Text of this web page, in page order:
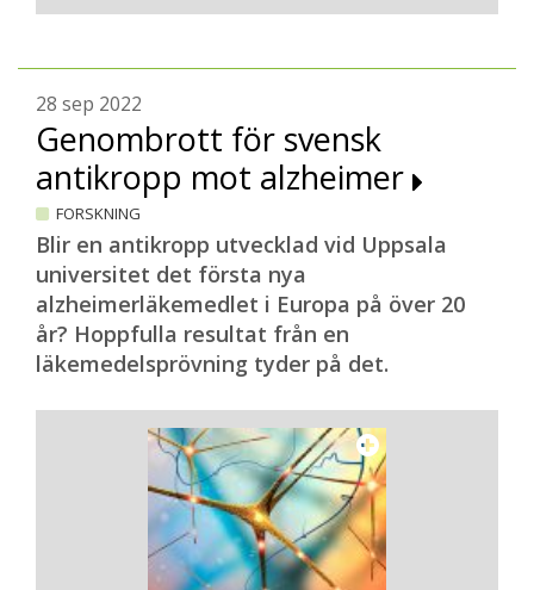
28 sep 2022
Genombrott för svensk
antikropp mot alzheimer
FORSKNING
Blir en antikropp utvecklad vid Uppsala
universitet det första nya
alzheimerläkemedlet i Europa på över 20
år? Hoppfulla resultat från en
läkemedelsprövning tyder på det.